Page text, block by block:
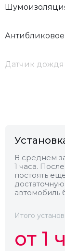
Датчик дождя
Обогрев
В среднем
1 часа.
постоять
автомобиль
Итого
от 1